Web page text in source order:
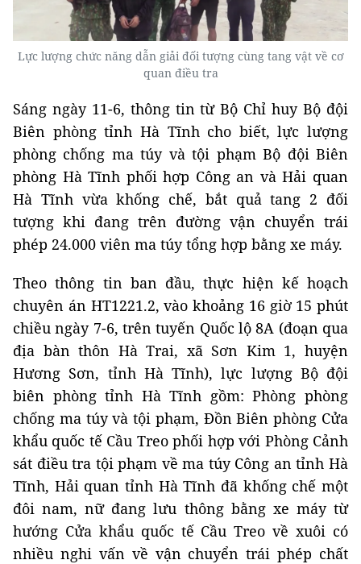
Lực lượng chức năng dẫn giải đối tượng cùng tang vật về cơ
quan điều tra
Sáng ngày 11-6, thông tin từ Bộ Chỉ huy Bộ đội
Biên phòng tỉnh Hà Tĩnh cho biết, lực lượng
phòng chống ma túy và tội phạm Bộ đội Biên
phòng Hà Tĩnh phối hợp Công an và Hải quan
Hà Tĩnh vừa khống chế, bắt quả tang 2 đối
tượng khi đang trên đường vận chuyển trái
phép 24.000 viên ma túy tổng hợp bằng xe máy.
Theo thông tin ban đầu, thực hiện kế hoạch
chuyên án HT1221.2, vào khoảng 16 giờ 15 phút
chiều ngày 7-6, trên tuyến Quốc lộ 8A (đoạn qua
địa bàn thôn Hà Trai, xã Sơn Kim 1, huyện
Hương Sơn, tỉnh Hà Tĩnh), lực lượng Bộ đội
biên phòng tỉnh Hà Tĩnh gồm: Phòng phòng
chống ma túy và tội phạm, Đồn Biên phòng Cửa
khẩu quốc tế Cầu Treo phối hợp với Phòng Cảnh
sát điều tra tội phạm về ma túy Công an tỉnh Hà
Tĩnh, Hải quan tỉnh Hà Tĩnh đã khống chế một
đôi nam, nữ đang lưu thông bằng xe máy từ
hướng Cửa khẩu quốc tế Cầu Treo về xuôi có
nhiều nghi vấn về vận chuyển trái phép chất